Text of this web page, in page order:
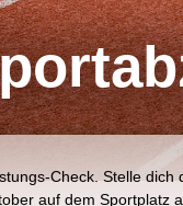
Check. Stelle
auf dem Sportplatz